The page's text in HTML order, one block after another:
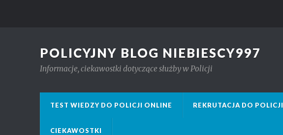
POLICYJNY BLOG NIEBIESCY997
Informacje, ciekawostki dotyczące służby w Policji
TEST WIEDZY DO POLICJI ONLINE REKRUTACJA DO POLICJI
CIEKAWOSTKI